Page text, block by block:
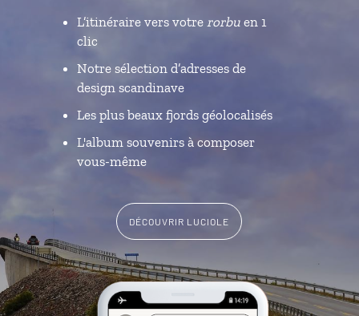
L’itinéraire vers votre rorbuen 1
clic
Notre sélection d’adresses de
design scandinave
Les plus beaux fjords géolocalisés
L'album souvenirs à composer
vous-même
DÉCOUVRIR LUCIOLE